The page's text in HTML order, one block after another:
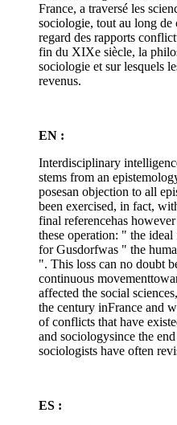
France, a traversé les
sociologie, tout au long de
regard des rapports
fin du XIXe siècle, la
sociologie et sur lesquels
revenus.
EN :
Interdisciplinary
stems from an
posesan objection to all
been exercised, in fact,
final referencehas
these operation: " the
for Gusdorfwas " the
". This loss can no doubt
continuous
affected the social
the century inFrance and
of conflicts that have
and sociologysince the
sociologists have often
ES :